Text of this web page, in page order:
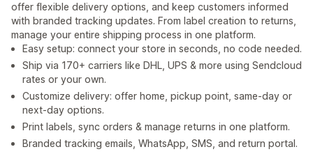
offer flexible delivery options, and keep customers informed
with branded tracking updates. From label creation to returns,
manage your entire shipping process in one platform.
Easy setup: connect your store in seconds, no code needed.
Ship via 170+ carriers like DHL, UPS & more using Sendcloud
rates or your own.
Customize delivery: offer home, pickup point, same-day or
next-day options.
Print labels, sync orders & manage returns in one platform.
Branded tracking emails, WhatsApp, SMS, and return portal.